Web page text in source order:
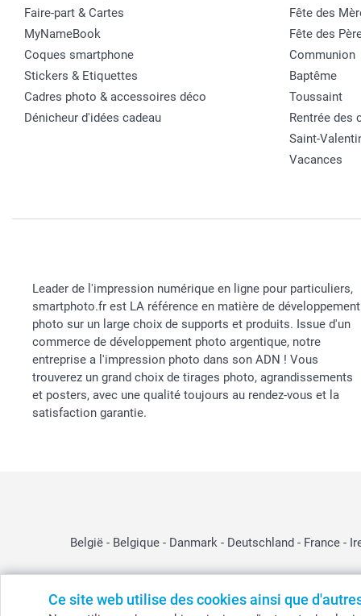
Ce site web utilise des cookies ainsi que
Faire-part & Cartes
MyNameBook
Coques smartphone
Stickers & Etiquettes
Cadres photo & accessoires déco
Dénicheur d'idées cadeau
Fête des
Fête des
Communion
Baptême
Toussaint
Rentrée des
Saint-
Vacances
Leader de l'impression numérique en ligne pour particuliers,
smartphoto.fr est LA référence en matière de développement
photo sur un large choix de supports et produits. Issue d'un
commerce de développement photo argentique, notre
entreprise a l'impression photo dans son ADN ! Vous
trouverez un grand choix de tirages photo, agrandissements
et posters, avec une qualité toujours au rendez-vous et la
satisfaction garantie.
België - Belgique - Danmark - Deutschland - France -